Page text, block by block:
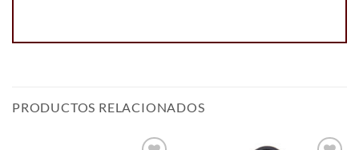
PRODUCTOS RELACIONADOS